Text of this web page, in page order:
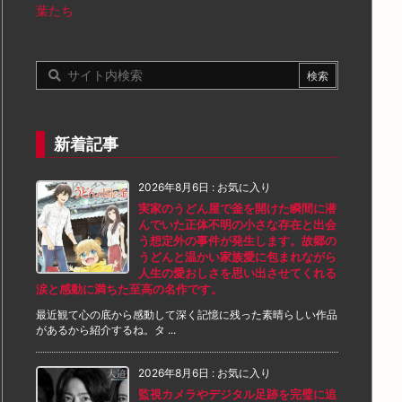
葉たち
新着記事
2026年8月6日 : お気に入り
実家のうどん屋で釜を開けた瞬間に潜
んでいた正体不明の小さな存在と出会
う想定外の事件が発生します。故郷の
うどんと温かい家族愛に包まれながら
人生の愛おしさを思い出させてくれる
涙と感動に満ちた至高の名作です。
最近観て心の底から感動して深く記憶に残った素晴らしい作品
があるから紹介するね。タ ...
2026年8月6日 : お気に入り
監視カメラやデジタル足跡を完璧に追